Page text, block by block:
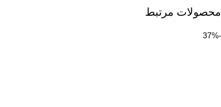
محصولات مرتبط
-37%